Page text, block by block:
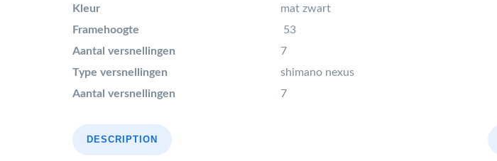
Kleur
mat zwart
Framehoogte
53
Aantal versnellingen
7
Type versnellingen
shimano nexus
Aantal versnellingen
7
DESCRIPTION